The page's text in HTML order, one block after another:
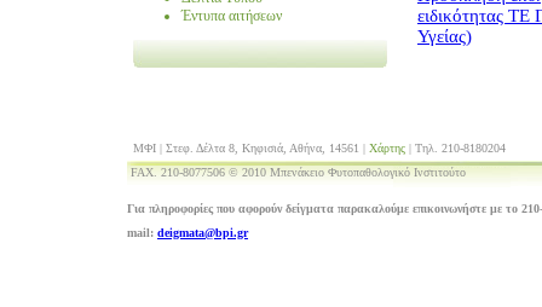
Έντυπα αιτήσεων
ειδικότητας ΤΕ
Υγείας)
ΜΦΙ | Στεφ. Δέλτα 8, Κηφισιά, Αθήνα, 14561 | Χάρτης | Τηλ. 210-8180204
FAX. 210-8077506 © 2010 Μπενάκειο Φυτοπαθολογικό Ινστιτούτο
Για πληροφορίες που αφορούν δείγματα παρακαλούμε επικοινωνήστε με το
mail: deigmata@bpi.gr